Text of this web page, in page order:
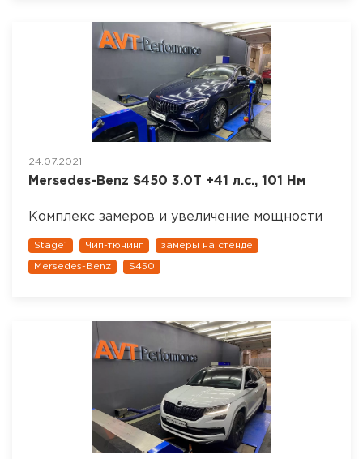
24.07.2021
Mersedes-Benz S450 3.0T +41 л.с., 101 Нм
Комплекс замеров и увеличение мощности
Stage1 Чип-тюнинг замеры на стенде
Mersedes-Benz S450